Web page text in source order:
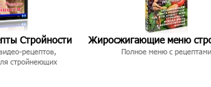
Стройности
рецептов,
стройнеющих
Жиросжигающие меню
Полное меню с рецептами